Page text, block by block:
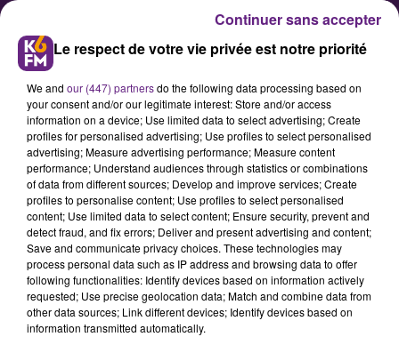
La nuit du cirque reviendra à
Dijon les 17, 18 et 19 novembre
La 5eme édition de la nuit du cirque
se déroulera partout en France et à
l'international du 17 au 19
novembre. A Dijon, Cirq'ônflex et le
Le respect de votre vie privée est notre priorité
We and our (447) partnersdo the following data processing based on
your consent and/or our legitimate interest: Store and/or access
information on a device; Use limited data to select advertising; Create
profiles for personalised advertising; Use profiles to select personalised
advertising; Measure advertising performance; Measure content
performance; Understand audiences through statistics or combinations
of data from different sources; Develop and improve services; Create
profiles to personalise content; Use profiles to select personalised
content; Use limited data to select content; Ensure security, prevent and
detect fraud, and fix errors; Deliver and present advertising and content;
Save and communicate privacy choices. These technologies may
process personal data such as IP address and browsing data to offer
following functionalities: Identify devices based on information actively
requested; Use precise geolocation data; Match and combine data from
other data sources; Link different devices; Identify devices based on
information transmitted automatically.
Continuer sans accepter